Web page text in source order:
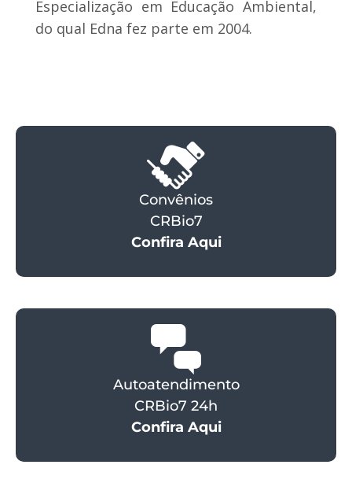
Especialização em Educação Ambiental,
do qual Edna fez parte em 2004.
Convênios
CRBio7
Confira Aqui
Autoatendimento
CRBio7 24h
Confira Aqui